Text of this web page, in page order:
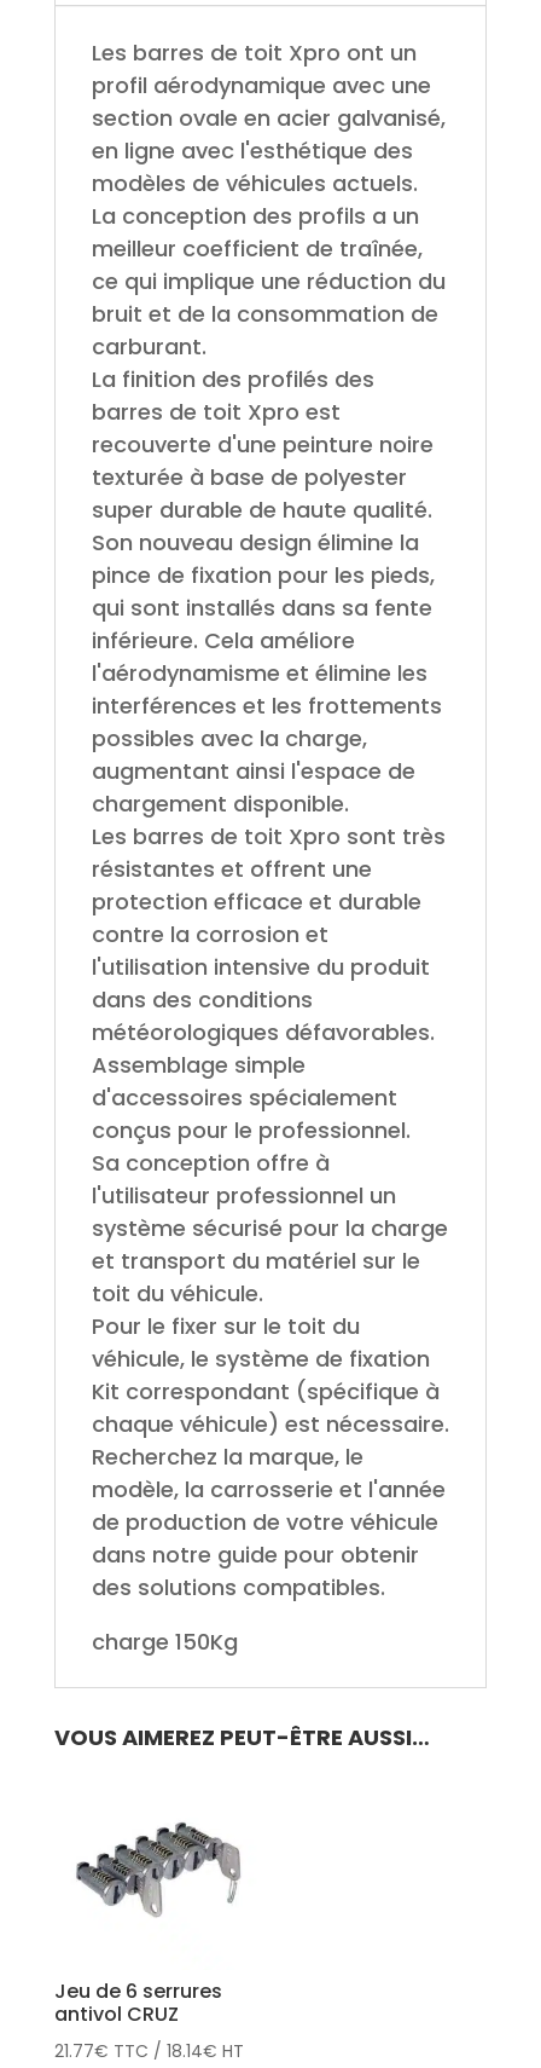
Les barres de toit Xpro ont un
profil aérodynamique avec une
section ovale en acier galvanisé,
en ligne avec l'esthétique des
modèles de véhicules actuels.
La conception des profils a un
meilleur coefficient de traînée,
ce qui implique une réduction du
bruit et de la consommation de
carburant.
La finition des profilés des
barres de toit Xpro est
recouverte d'une peinture noire
texturée à base de polyester
super durable de haute qualité.
Son nouveau design élimine la
pince de fixation pour les pieds,
qui sont installés dans sa fente
inférieure. Cela améliore
l'aérodynamisme et élimine les
interférences et les frottements
possibles avec la charge,
augmentant ainsi l'espace de
chargement disponible.
Les barres de toit Xpro sont très
résistantes et offrent une
protection efficace et durable
contre la corrosion et
l'utilisation intensive du produit
dans des conditions
météorologiques défavorables.
Assemblage simple
d'accessoires spécialement
conçus pour le professionnel.
Sa conception offre à
l'utilisateur professionnel un
système sécurisé pour la charge
et transport du matériel sur le
toit du véhicule.
Pour le fixer sur le toit du
véhicule, le système de fixation
Kit correspondant (spécifique à
chaque véhicule) est nécessaire.
Recherchez la marque, le
modèle, la carrosserie et l'année
de production de votre véhicule
dans notre guide pour obtenir
des solutions compatibles.
charge 150Kg
VOUS AIMEREZ PEUT-ÊTRE AUSSI…
Jeu de 6 serrures
antivol CRUZ
21.77€ TTC / 18.14€ HT